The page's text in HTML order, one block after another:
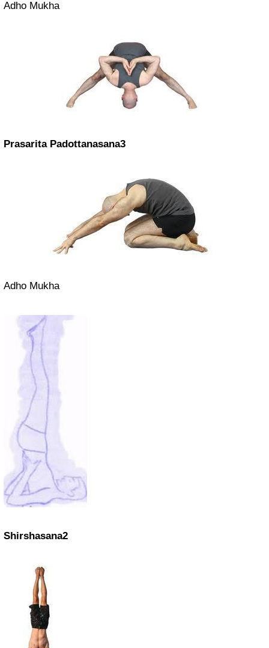
Adho Mukha
Prasarita Padottanasana3
Adho Mukha
Shirshasana2